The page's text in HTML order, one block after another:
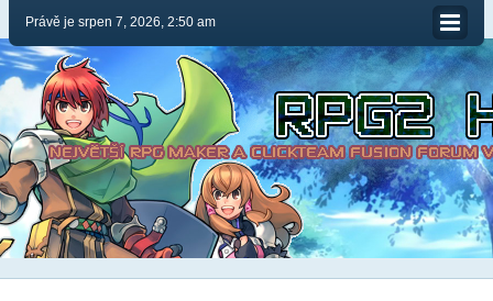
Právě je srpen 7, 2026, 2:50 am